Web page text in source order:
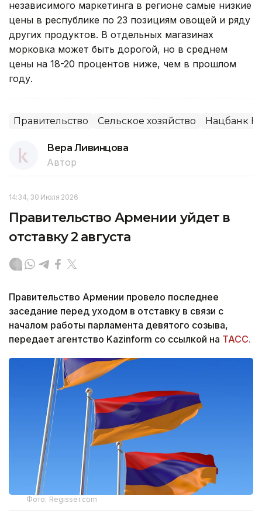
независимого маркетинга в регионе самые низкие
цены в республике по 23 позициям овощей и ряду
других продуктов. В отдельных магазинах
морковка может быть дорогой, но в среднем
цены на 18-20 процентов ниже, чем в прошлом
году.
Правительство Сельское хозяйство Нацбанк
Вера Ливинцова
Автор
14:34, 30 Июля 2026
Правительство Армении уйдет в
отставку 2 августа
Правительство Армении провело последнее
заседание перед уходом в отставку в связи с
началом работы парламента девятого созыва,
передает агентство Kazinform со ссылкой на ТАСС.
Фото: Regisser.com